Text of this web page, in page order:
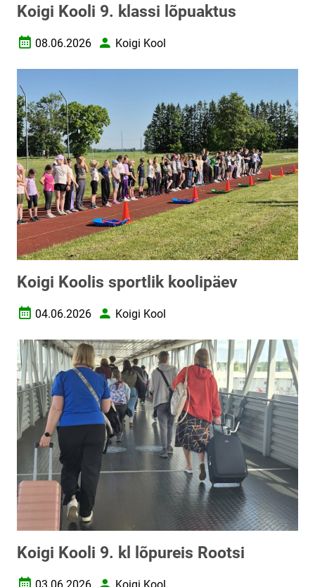
Koigi Kooli 9. klassi lõpuaktus
Loomise kuupäev
08.06.2026 AutorKoigi Kool
Koigi Koolis sportlik koolipäev
Loomise kuupäev
04.06.2026 AutorKoigi Kool
Koigi Kooli 9. kl lõpureis Rootsi
03.06.2026 Koigi Kool